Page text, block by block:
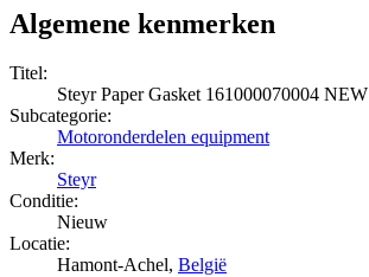
Algemene kenmerken
Titel:
Steyr Paper Gasket 161000070004 NEW
Subcategorie:
Motoronderdelen equipment
Merk:
Steyr
Conditie:
Nieuw
Locatie:
Hamont-Achel, België